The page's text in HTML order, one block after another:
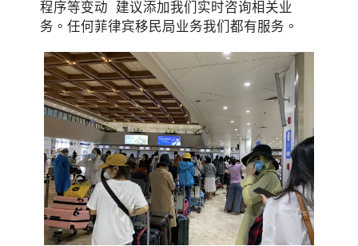
程序等变动 建议添加我们实时咨询相关业
务。任何菲律宾移民局业务我们都有服务。